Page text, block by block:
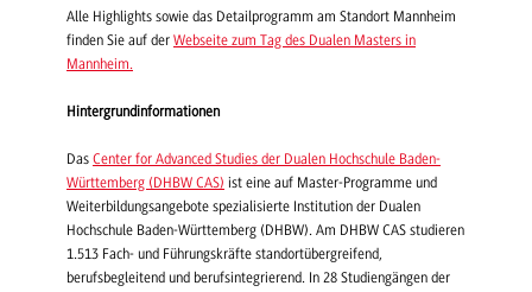
Alle Highlights sowie das Detailprogramm am Standort Mannheim
finden Sie auf der Webseite zum Tag des Dualen Masters in
Mannheim.
Hintergrundinformationen
Das Center for Advanced Studies der Dualen Hochschule Baden-
Württemberg (DHBW CAS) ist eine auf Master-Programme und
Weiterbildungsangebote spezialisierte Institution der Dualen
Hochschule Baden-Württemberg (DHBW). Am DHBW CAS studieren
1.513 Fach- und Führungskräfte standortübergreifend,
berufsbegleitend und berufsintegrierend. In 28 Studiengängen der